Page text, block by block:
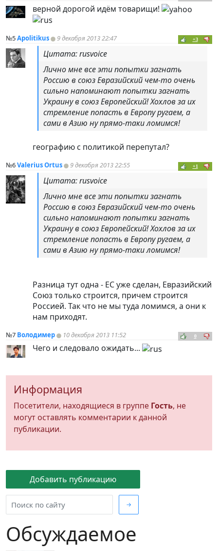
Добавить публикацию
→
Обсуждаемое
верной дорогой идём товарищи!
№5Apolitikus 9 декабря 2013 22:47 +3
Цитата: rusvoice
Лично мне все эти попытки загнать
Россию в союз Евразийский чем-то очень
сильно напоминают попытки загнать
Украину в союз Европейский! Хохлов за их
стремление попасть в Европу ругаем, а
сами в Азию ну прямо-таки ломимся!
географию с политикой перепутал?
№6Valerius Ortus 9 декабря 2013 22:55 +1
Цитата: rusvoice
Лично мне все эти попытки загнать
Россию в союз Евразийский чем-то очень
сильно напоминают попытки загнать
Украину в союз Европейский! Хохлов за их
стремление попасть в Европу ругаем, а
сами в Азию ну прямо-таки ломимся!
Разница тут одна - ЕС уже сделан, Евразийский
Союз только строится, причем строится
Россией. Так что не мы туда ломимся, а они к
нам приходят.
№7 Володимер 10 декабря 2013 11:52 0
Чего и следовало ожидать...
Информация
Посетители, находящиеся в группе Гость, не
могут оставлять комментарии к данной
публикации.